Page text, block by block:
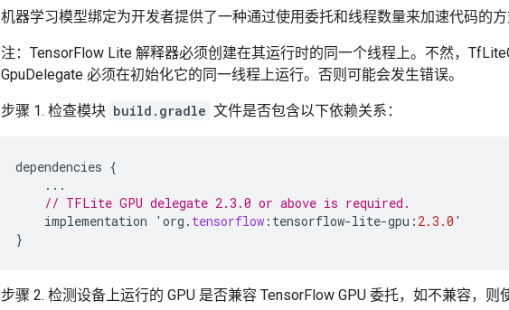
机器学习模型绑定为开发者提供了一种通过使用委托和线程数量来加速代码的
注：TensorFlow Lite 解释器必须创建在其运行时的同一个线程上。不然，
GpuDelegate 必须在初始化它的同一线程上运行。否则可能会发生错误。
步骤 1. 检查模块 build.gradle 文件是否包含以下依赖关系：
dependencies {
...
// TFLite GPU delegate 2.3.0 or above is required.
implementation
' org . tensorflow : tensorflow-lite-gpu : 2.3.0 '
}
步骤 2. 检测设备上运行的 GPU 是否兼容 TensorFlow GPU 委托，如不兼容，则